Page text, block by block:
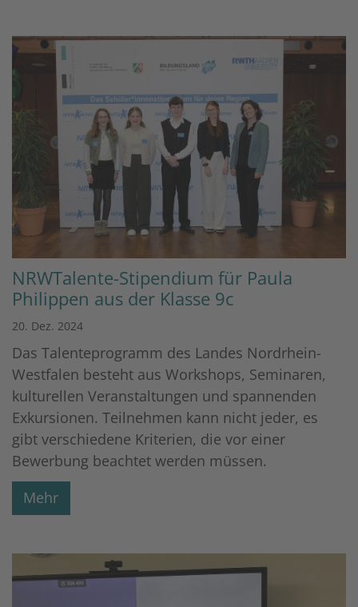
NRWTalente-Stipendium für Paula
Philippen aus der Klasse 9c
20. Dez. 2024
Das Talenteprogramm des Landes Nordrhein-
Westfalen besteht aus Workshops, Seminaren,
kulturellen Veranstaltungen und spannenden
Exkursionen. Teilnehmen kann nicht jeder, es
gibt verschiedene Kriterien, die vor einer
Bewerbung beachtet werden müssen.
Mehr